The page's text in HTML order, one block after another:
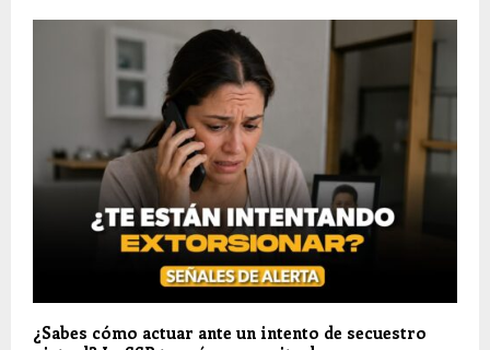
¿Sabes cómo actuar ante un intento de secuestro